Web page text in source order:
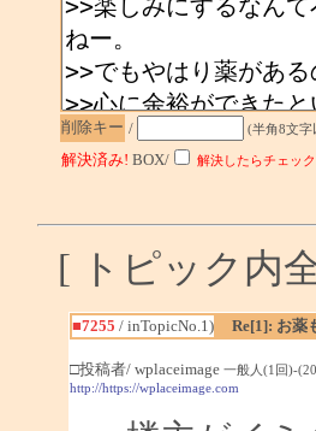
削除キー / (半角8文字
解決済み! BOX/ 解決したらチェッ
[ トピック内
■7255 / inTopicNo.1) Re[1]: お薬
□投稿者/ wplaceimage 一般人(1回)-
http://https://wplaceimage.com